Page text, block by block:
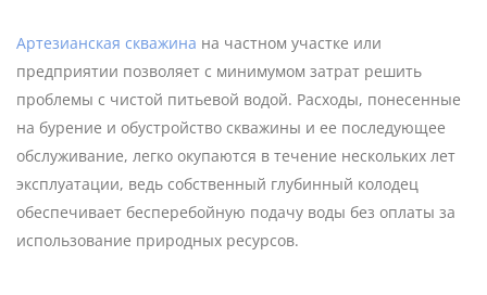
Артезианская скважина на частном участке или
предприятии позволяет с минимумом затрат решить
проблемы с чистой питьевой водой. Расходы, понесенные
на бурение и обустройство скважины и ее последующее
обслуживание, легко окупаются в течение нескольких лет
эксплуатации, ведь собственный глубинный колодец
обеспечивает бесперебойную подачу воды без оплаты за
использование природных ресурсов.